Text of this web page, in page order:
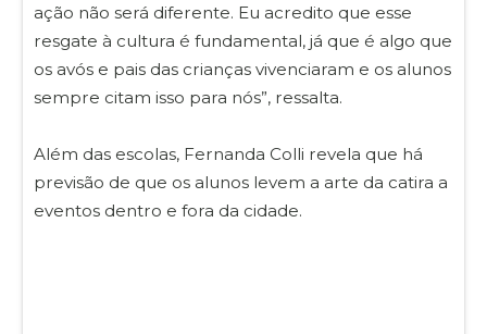
ação não será diferente. Eu acredito que esse
resgate à cultura é fundamental, já que é algo que
os avós e pais das crianças vivenciaram e os alunos
sempre citam isso para nós”, ressalta.
Além das escolas, Fernanda Colli revela que há
previsão de que os alunos levem a arte da catira a
eventos dentro e fora da cidade.